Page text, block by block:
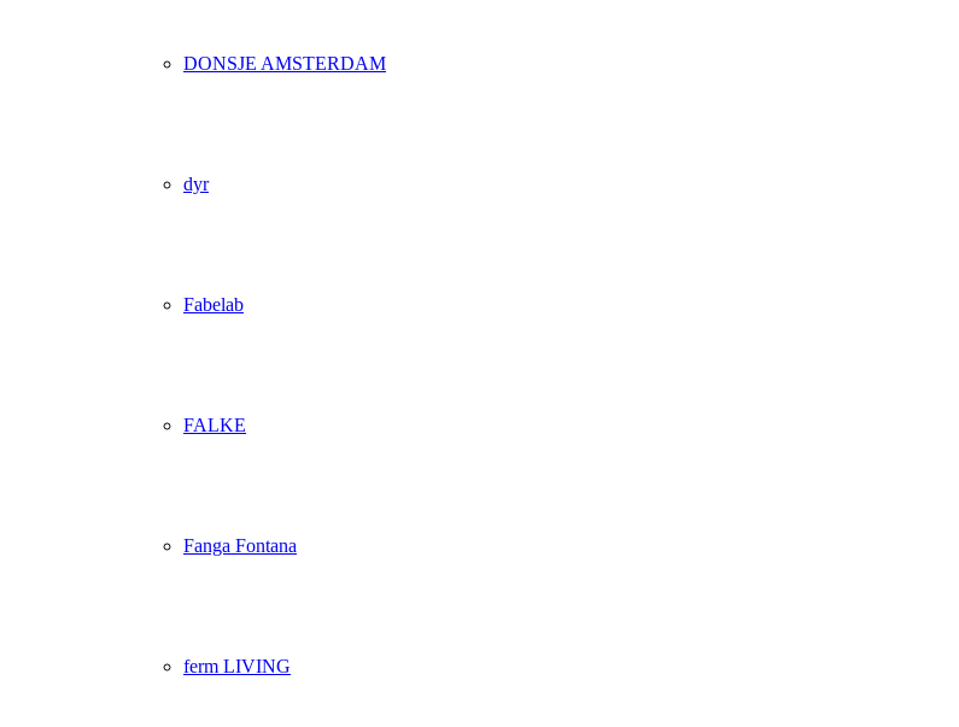
DONSJE AMSTERDAM
dyr
Fabelab
FALKE
Fanga Fontana
ferm LIVING